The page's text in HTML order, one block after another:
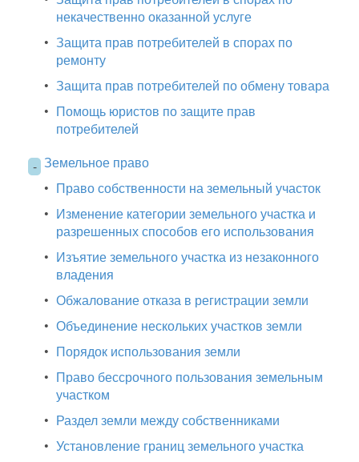
некачественно оказанной услуге
• Защита прав потребителей в спорах по
ремонту
• Защита прав потребителей по обмену товара
• Помощь юристов по защите прав
потребителей
- Земельное право
• Право собственности на земельный участок
• Изменение категории земельного участка и
разрешенных способов его использования
• Изъятие земельного участка из незаконного
владения
• Обжалование отказа в регистрации земли
• Объединение нескольких участков земли
• Порядок использования земли
• Право бессрочного пользования земельным
участком
• Раздел земли между собственниками
• Установление границ земельного участка